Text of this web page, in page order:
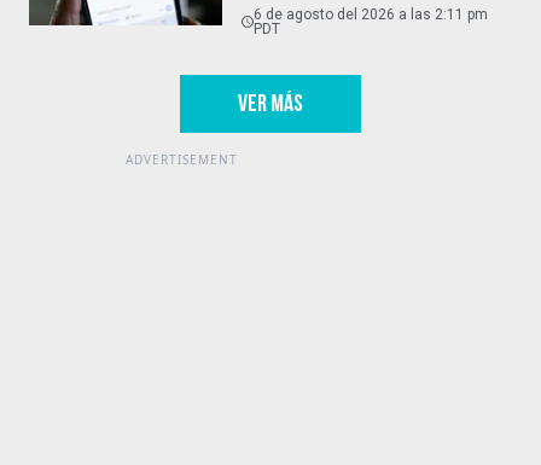
6 de agosto del 2026 a las 2:11 pm
PDT
VER MÁS